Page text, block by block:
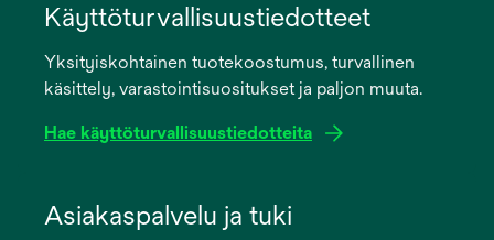
new
Käyttöturvallisuustiedotteet
Yksityiskohtainen tuotekoostumus, turvallinen
käsittely, varastointisuositukset ja paljon muuta.
Hae käyttöturvallisuustiedotteita
Asiakaspalvelu ja tuki